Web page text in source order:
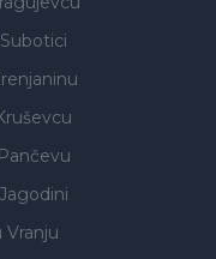
Vranju